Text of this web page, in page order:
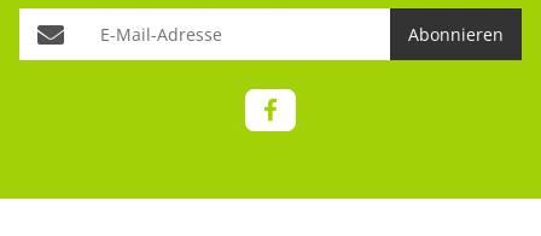
Abonnieren